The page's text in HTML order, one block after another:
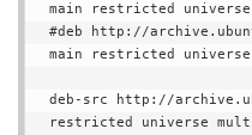
main restricted
#deb http://
main restricted
deb-src http://
restricted universe